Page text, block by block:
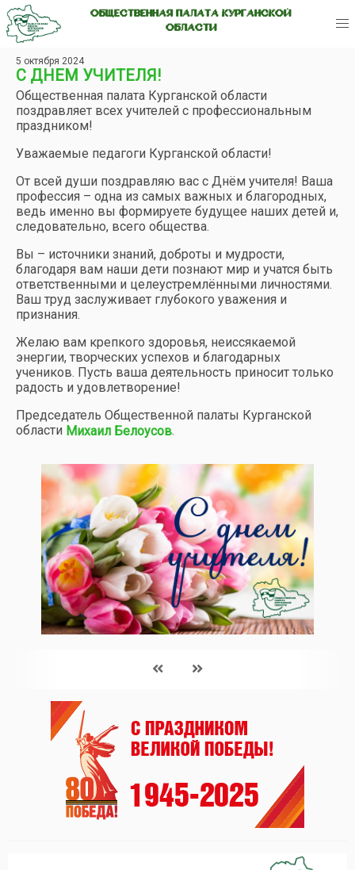
ОБЩЕСТВЕННАЯ ПАЛАТА КУРГАНСКОЙ
ОБЛАСТИ
5 октября 2024
С ДНЕМ УЧИТЕЛЯ!
Общественная палата Курганской области
поздравляет всех учителей с профессиональным
праздником!
Уважаемые педагоги Курганской области!
От всей души поздравляю вас с Днём учителя! Ваша
профессия – одна из самых важных и благородных,
ведь именно вы формируете будущее наших детей и,
следовательно, всего общества.
Вы – источники знаний, доброты и мудрости,
благодаря вам наши дети познают мир и учатся быть
ответственными и целеустремлёнными личностями.
Ваш труд заслуживает глубокого уважения и
признания.
Желаю вам крепкого здоровья, неиссякаемой
энергии, творческих успехов и благодарных
учеников. Пусть ваша деятельность приносит только
радость и удовлетворение!
Председатель Общественной палаты Курганской
области Михаил Белоусов.